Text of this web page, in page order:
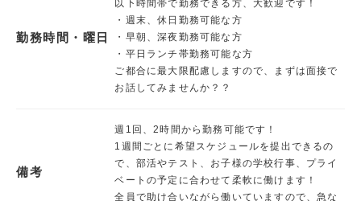
勤務時間・曜日
以下時間帯で勤務できる方、大歓迎です！
・週末、休日勤務可能な方
・早朝、深夜勤務可能な方
・平日ランチ帯勤務可能な方
ご都合に最大限配慮しますので、まずは面接で
お話してみませんか？？
備考
週1回、2時間から勤務可能です！
1週間ごとに希望スケジュールを提出できるの
で、部活やテスト、お子様の学校行事、プライ
ベートの予定に合わせて柔軟に働けます！
全員で助け合いながら働いていますので、急な